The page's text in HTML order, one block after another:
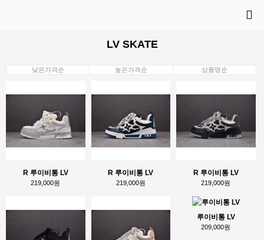
LV SKATE
낮은가격순 높은가격순 상품명순
R 루이비통 LV
219,000원
R 루이비통 LV
219,000원
R 루이비통 LV
219,000원
루이비통 LV
209,000원